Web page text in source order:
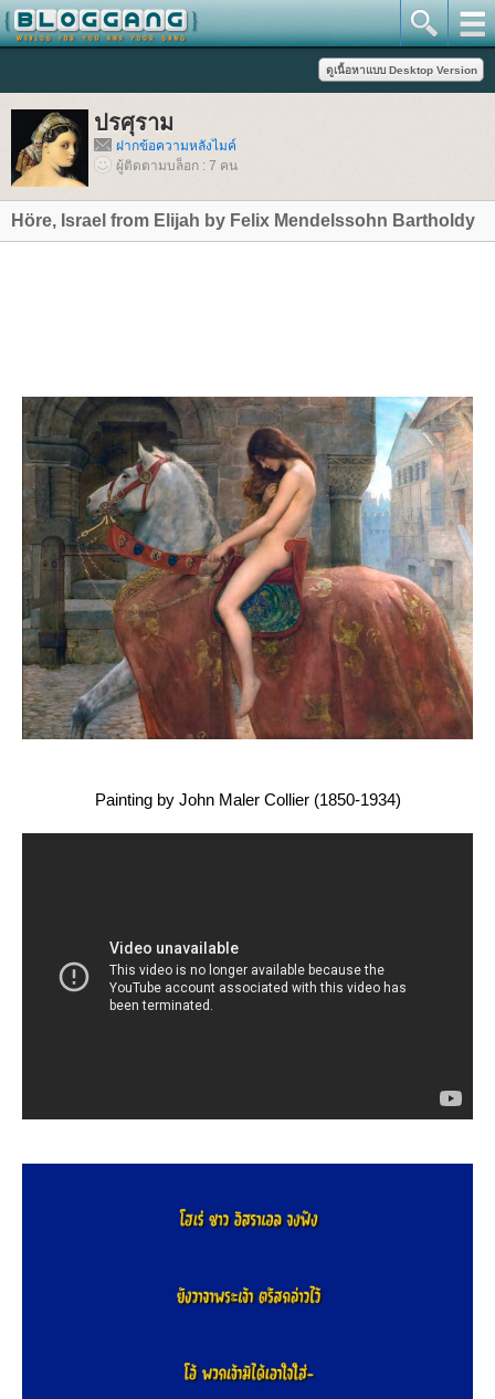
ปรศุราม
ฝากข้อความหลังไมค์
ผู้ติดตามบล็อก : 7 คน
Höre, Israel from Elijah by Felix Mendelssohn Bartholdy
Painting by John Maler Collier (1850-1934)